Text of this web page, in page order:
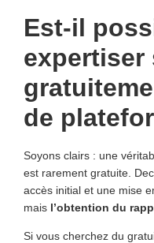
Est-il
expertiser
de
Soyons clairs : une
est rarement gratuite.
accès initial et une mise
mais l’obtention du
Si vous cherchez du